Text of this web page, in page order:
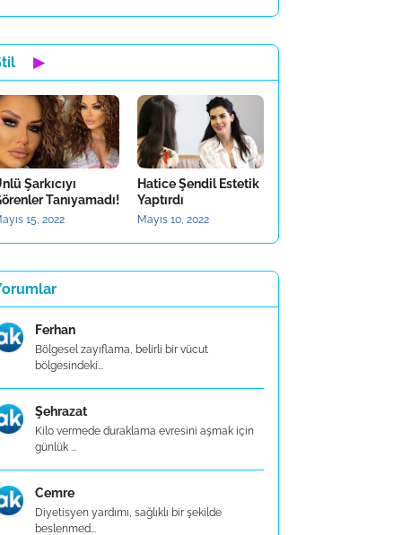
▶
Şarkıcıyı
Tanıyamadı!
15, 2022
Hatice Şendil Estetik
Yaptırdı
Mayıs 10, 2022
Ferhan
Bölgesel zayıflama, belirli bir vücut
bölgesindeki...
Şehrazat
Kilo vermede duraklama evresini aşmak için
günlük ...
Cemre
Diyetisyen yardımı, sağlıklı bir şekilde
beslenmed...